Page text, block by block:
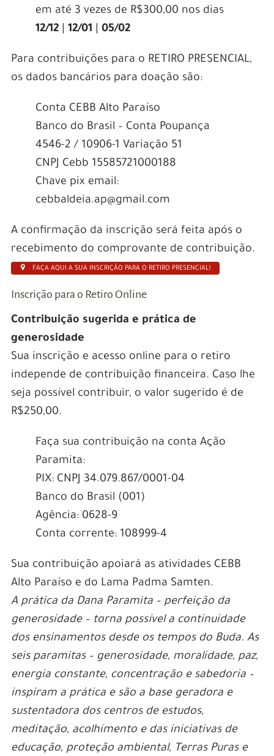
em até 3 vezes de R$300,00 nos dias
12/12| 12/01 05/02
Para contribuições para o RETIRO PRESENCIAL,
os dados bancários para doação são:
Conta CEBB Alto Paraíso
Banco do Brasil – Conta Poupança
4546-2 / 10906-1 Variação 51
CNPJ Cebb 15585721000188
Chave pix email:
cebbaldeia.ap@gmail.com
A confirmação da inscrição será feita após o
recebimento do comprovante de contribuição.
FAÇA AQUI A SUA INSCRIÇÃO PARA O RETIRO PRESENCIAL!
Inscrição para o Retiro Online
Contribuição sugerida e prática de
generosidade
Sua inscrição e acesso online para o retiro
independe de contribuição financeira. Caso lhe
seja possível contribuir, o valor sugerido é de
R$250,00.
Faça sua contribuição na conta Ação
Paramita:
PIX: CNPJ 34.079.867/0001-04
Banco do Brasil (001)
Agência: 0628-9
Conta corrente: 108999-4
Sua contribuição apoiará as atividades CEBB
Alto Paraíso e do Lama Padma Samten.
A prática da Dana Paramita – perfeição da
generosidade – torna possível a continuidade
dos ensinamentos desde os tempos do Buda. As
seis paramitas – generosidade, moralidade, paz,
energia constante, concentração e sabedoria –
inspiram a prática e são a base geradora e
sustentadora dos centros de estudos,
meditação, acolhimento e das iniciativas de
educação, proteção ambiental, Terras Puras e